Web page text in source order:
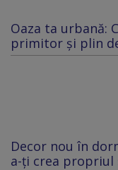
Oaza ta urbană:
primitor și plin
Decor nou în
a-ți crea propriul